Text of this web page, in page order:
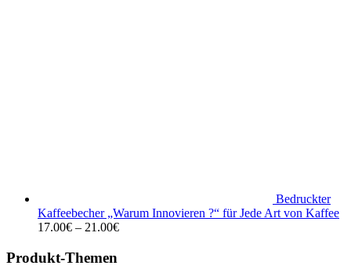
Bedruckter
Kaffeebecher „Warum Innovieren ?“ für Jede Art von Kaffee
17.00€ – 21.00€
Produkt-Themen